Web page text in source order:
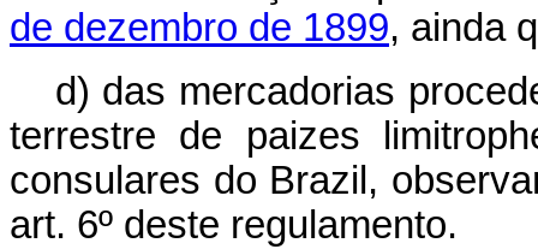
de dezembro de 1899, ainda
d) das mercadorias
terrestre de paizes
consulares do Brazil,
art. 6º deste regulamento.